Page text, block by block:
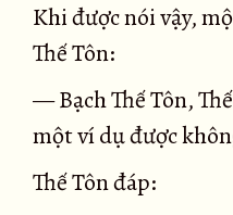
Khi được nói vậy,
Thế Tôn:
— Bạch Thế Tôn,
một ví dụ được
Thế Tôn đáp: